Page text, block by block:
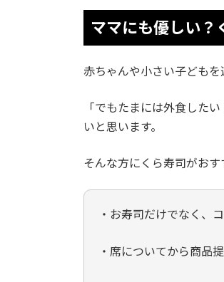
ママにも優しい？
赤ちゃんや小さい子どもを
「でもたまには外食した
いと思います。
そんな方にくら寿司がおす
・お寿司だけでなく、
・席についてから商品